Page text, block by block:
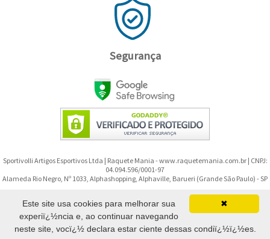
Segurança
Sportivolli Artigos Esportivos Ltda | Raquete Mania - www.raquetemania.com.br | CNPJ:
04.094.596/0001-97
Alameda Rio Negro, Nº 1033, Alphashopping, Alphaville, Barueri (Grande São Paulo) - SP
Copyright © 2008-2026 - Raquete Mania - Todos os direitos reservados.
(11) 91299-9592
✖
Este site usa cookies para melhorar sua
experiï¿½ncia e, ao continuar navegando
neste site, vocï¿½ declara estar ciente dessas condiï¿½ï¿½es.